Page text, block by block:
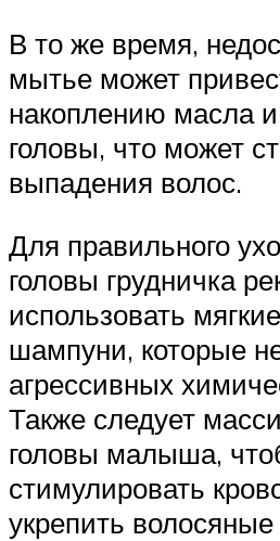
В то же время,
мытье может
накоплению масла
головы, что может
выпадения волос.
Для правильного
головы грудничка
использовать
шампуни, которые
агрессивных
Также следует
головы малыша,
стимулировать
укрепить